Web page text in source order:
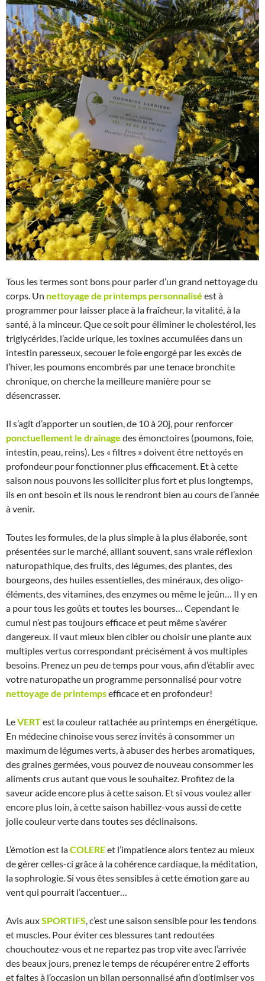
Tous les termes sont bons pour parler d’un grand nettoyage du
corps. Un nettoyage de printemps personnalisé est à
programmer pour laisser place à la fraîcheur, la vitalité, à la
santé, à la minceur. Que ce soit pour éliminer le cholestérol, les
triglycérides, l’acide urique, les toxines accumulées dans un
intestin paresseux, secouer le foie engorgé par les excès de
l’hiver, les poumons encombrés par une tenace bronchite
chronique, on cherche la meilleure manière pour se
désencrasser.
Il s’agit d’apporter un soutien, de 10 à 20j, pour renforcer
ponctuellement le drainage des émonctoires (poumons, foie,
intestin, peau, reins). Les « filtres » doivent être nettoyés en
profondeur pour fonctionner plus efficacement. Et à cette
saison nous pouvons les solliciter plus fort et plus longtemps,
ils en ont besoin et ils nous le rendront bien au cours de l’année
à venir.
Toutes les formules, de la plus simple à la plus élaborée, sont
présentées sur le marché, alliant souvent, sans vraie réflexion
naturopathique, des fruits, des légumes, des plantes, des
bourgeons, des huiles essentielles, des minéraux, des oligo-
éléments, des vitamines, des enzymes ou même le jeûn… Il y en
a pour tous les goûts et toutes les bourses… Cependant le
cumul n’est pas toujours efficace et peut même s’avérer
dangereux. Il vaut mieux bien cibler ou choisir une plante aux
multiples vertus correspondant précisément à vos multiples
besoins. Prenez un peu de temps pour vous, afin d’établir avec
votre naturopathe un programme personnalisé pour votre
nettoyage de printempsefficace et en profondeur!
LeVERTest la couleur rattachée au printemps en énergétique.
En médecine chinoise vous serez invités à consommer un
maximum de légumes verts, à abuser des herbes aromatiques,
des graines germées, vous pouvez de nouveau consommer les
aliments crus autant que vous le souhaitez. Profitez de la
saveur acide encore plus à cette saison. Et si vous voulez aller
encore plus loin, à cette saison habillez-vous aussi de cette
jolie couleur verte dans toutes ses déclinaisons.
L’émotion est laCOLEREet l’impatience alors tentez au mieux
de gérer celles-ci grâce à la cohérence cardiaque, la méditation,
la sophrologie. Si vous êtes sensibles à cette émotion gare au
vent qui pourrait l’accentuer…
Avis auxSPORTIFS, c’est une saison sensible pour les tendons
et muscles. Pour éviter ces blessures tant redoutées
chouchoutez-vous et ne repartez pas trop vite avec l’arrivée
des beaux jours, prenez le temps de récupérer entre 2 efforts
et faites à l’occasion un bilan personnalisé afin d’optimiser vos